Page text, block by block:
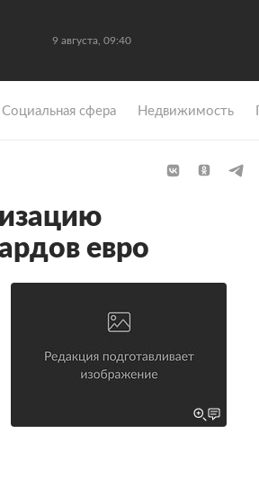
9 августа, 09:40
Социальная сфера Недвижимость
евро